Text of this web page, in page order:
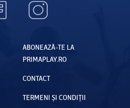
ABONEAZĂ-TE LA
PRIMAPLAY.RO
CONTACT
TERMENI ȘI CONDIȚII